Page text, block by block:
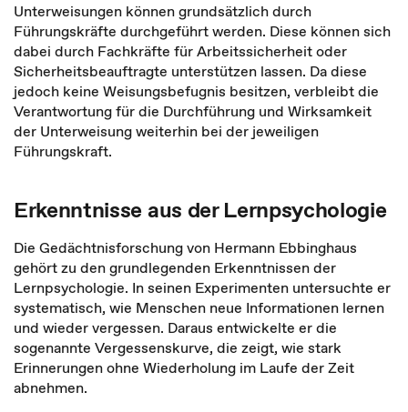
Unterweisungen können grundsätzlich durch
Führungskräfte durchgeführt werden. Diese können sich
dabei durch Fachkräfte für Arbeitssicherheit oder
Sicherheitsbeauftragte unterstützen lassen. Da diese
jedoch keine Weisungsbefugnis besitzen, verbleibt die
Verantwortung für die Durchführung und Wirksamkeit
der Unterweisung weiterhin bei der jeweiligen
Führungskraft.
Erkenntnisse aus der Lernpsychologie
Die Gedächtnisforschung von Hermann Ebbinghaus
gehört zu den grundlegenden Erkenntnissen der
Lernpsychologie. In seinen Experimenten untersuchte er
systematisch, wie Menschen neue Informationen lernen
und wieder vergessen. Daraus entwickelte er die
sogenannte Vergessenskurve, die zeigt, wie stark
Erinnerungen ohne Wiederholung im Laufe der Zeit
abnehmen.